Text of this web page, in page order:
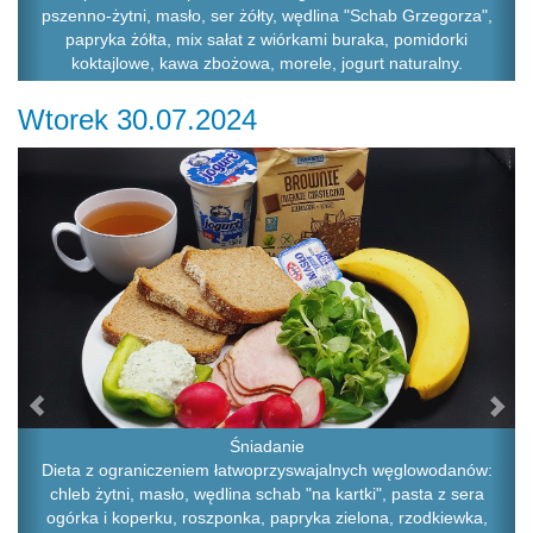
pszenno-żytni, masło, ser żółty, wędlina "Schab Grzegorza",
papryka żółta, mix sałat z wiórkami buraka, pomidorki
koktajlowe, kawa zbożowa, morele, jogurt naturalny.
Wtorek 30.07.2024
Śniadanie
Dieta z ograniczeniem łatwoprzyswajalnych węglowodanów:
chleb żytni, masło, wędlina schab "na kartki", pasta z sera
ogórka i koperku, roszponka, papryka zielona, rzodkiewka,